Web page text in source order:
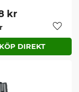
osv
kr
Lägg